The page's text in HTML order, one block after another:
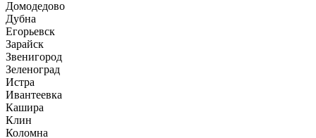
Домодедово
Дубна
Егорьевск
Зарайск
Звенигород
Зеленоград
Истра
Ивантеевка
Кашира
Клин
Коломна